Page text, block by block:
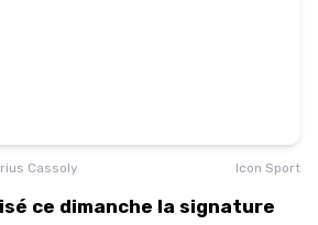
Cassoly Icon Sport
ce dimanche la signature